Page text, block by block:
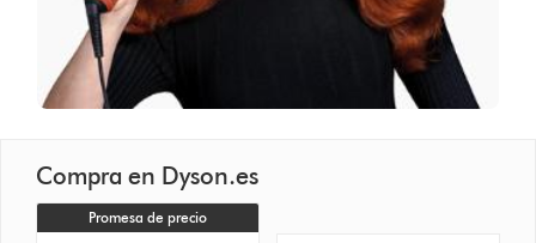
Compra en Dyson.es
Promesa de precio